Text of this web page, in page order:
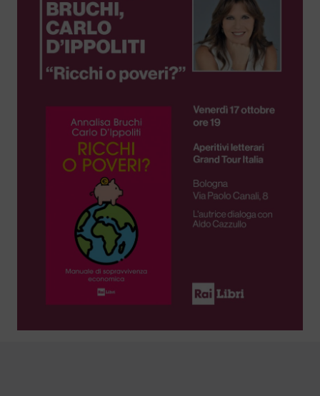
Per le scuole secondarie di I e II grado,
l’Università, i Docenti e l’istruzione degli
adulti.
Rai Scuola